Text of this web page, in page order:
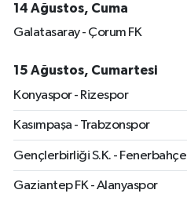
14 Ağustos, Cuma
Galatasaray - Çorum FK
15 Ağustos, Cumartesi
Konyaspor - Rizespor
Kasımpaşa - Trabzonspor
Gençlerbirliği S.K. - Fenerbahçe
Gaziantep FK - Alanyaspor